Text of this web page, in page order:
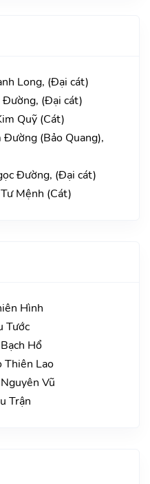
Long, (Đại cát)
Đường, (Đại cát)
Quỹ (Cát)
(Bảo Quang),
Đường, (Đại cát)
Mệnh (Cát)
Hình
Tước
Hổ
Thiên Lao
Vũ
Trận